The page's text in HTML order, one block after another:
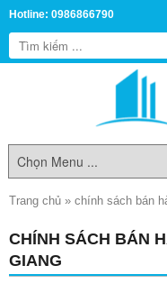
Hotline: 0986866790
Trang chủ » chính sách bán
CHÍNH SÁCH BÁN
GIANG